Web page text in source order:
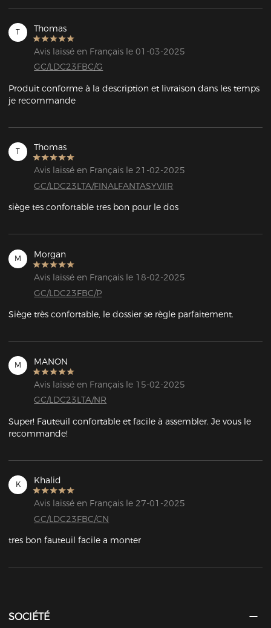
T Thomas
Avis laissé en Français le 01-03-2025
GC/LDC23FBC/G
Produit conforme à la description et livraison dans les temps
je recommande
T Thomas
Avis laissé en Français le 21-02-2025
GC/LDC23LTA/FINALFANTASYVIIR
siège tes confortable tres bon pour le dos
M Morgan
Avis laissé en Français le 18-02-2025
GC/LDC23FBC/P
Siège très confortable, le dossier se règle parfaitement.
M MANON
Avis laissé en Français le 15-02-2025
GC/LDC23LTA/NR
Super! Fauteuil confortable et facile à assembler. Je vous le
recommande!
K Khalid
Avis laissé en Français le 27-01-2025
GC/LDC23FBC/CN
tres bon fauteuil facile a monter
SOCIÉTÉ